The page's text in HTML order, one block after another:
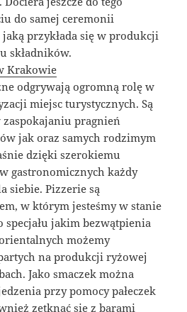
do samej ceremonii
przykłada się w produkcji
składników.
Krakowie
odgrywają ogromną rolę w
miejsc turystycznych. Są
pragnień
jak oraz samych rodzimym
dzięki szerokiemu
gastronomicznych każdy
siebie. Pizzerie są
w którym jesteśmy w stanie
specjału jakim bezwątpienia
możemy
na produkcji ryżowej
Jako smaczek można
przy pomocy pałeczek
zetknąć się z barami